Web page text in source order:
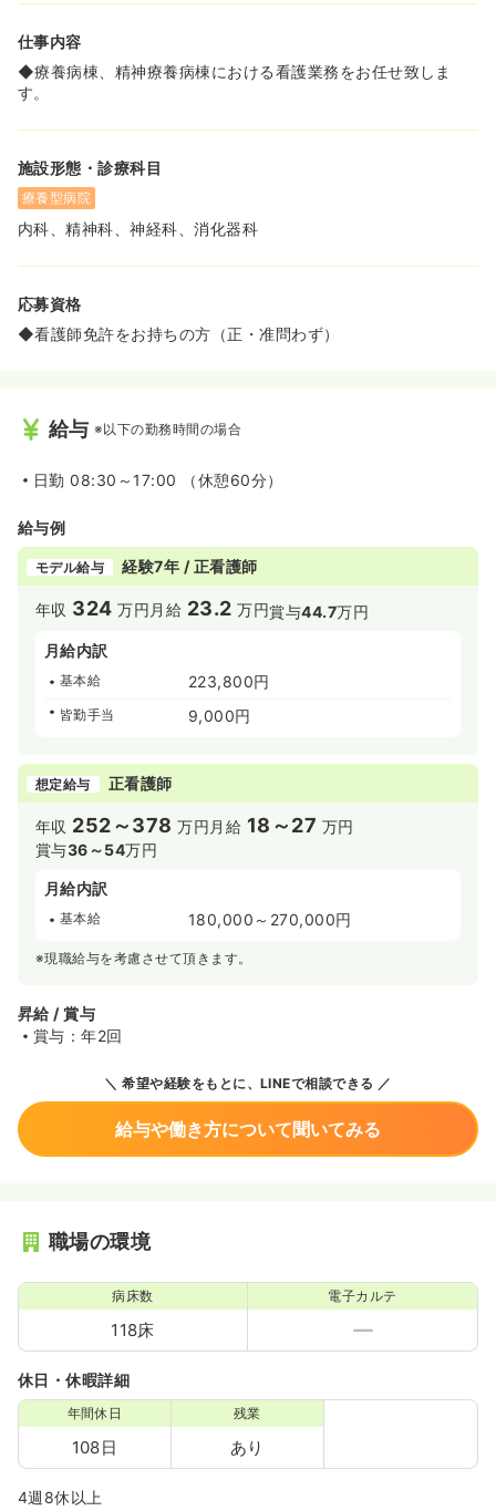
仕事内容
◆療養病棟、精神療養病棟における看護業務をお任せ致しま
す。
施設形態・診療科目
療養型病院
内科、精神科、神経科、消化器科
応募資格
◆看護師免許をお持ちの方（正・准問わず）
給与 ※以下の勤務時間の場合
日勤 08:30～17:00 （休憩60分）
給与例
モデル給与 経験7年 / 正看護師
年収 324 万円 月給 23.2 万円賞与44.7万円
月給内訳
基本給 223,800円
皆勤手当 9,000円
想定給与 正看護師
年収 252～378 万円 月給 18～27 万円
賞与36～54万円
月給内訳
基本給 180,000～270,000円
※現職給与を考慮させて頂きます。
昇給 / 賞与
賞与：年2回
希望や経験をもとに、LINEで相談できる
給与や働き方について聞いてみる
職場の環境
病床数
118床
電子カルテ
休日・休暇詳細
年間休日
108日
残業
あり
4週8休以上